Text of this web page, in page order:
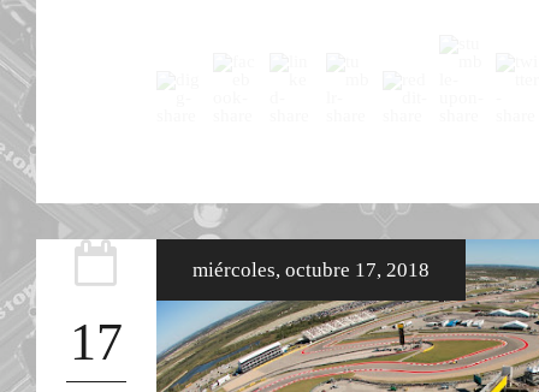
17
miércoles, octubre 17, 2018